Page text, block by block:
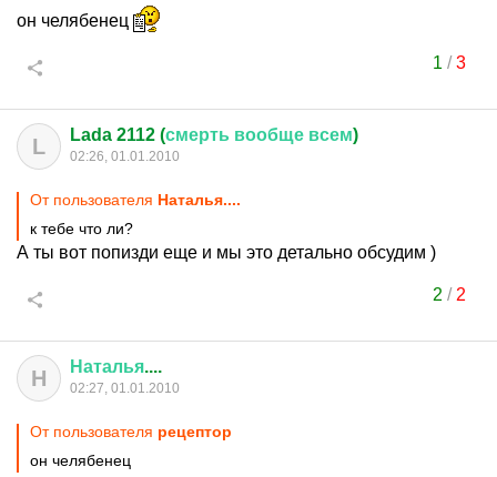
он челябенец
1 /3
L Lada 2112 (смерть вообще всем)
02:26, 01.01.2010
От пользователя Наталья....
к тебе что ли?
А ты вот попизди еще и мы это детально обсудим )
2 / 2
Н Наталья....
02:27, 01.01.2010
От пользователя рецептор
он челябенец